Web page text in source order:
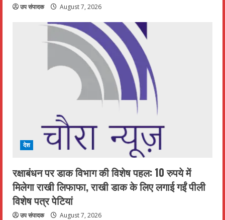
उप संपादक August 7, 2026
देश
रक्षाबंधन पर डाक विभाग की विशेष पहल: 10 रुपये में
मिलेगा राखी लिफाफा, राखी डाक के लिए लगाई गईं पीली
विशेष पत्र पेटियां
उप संपादक August 7, 2026